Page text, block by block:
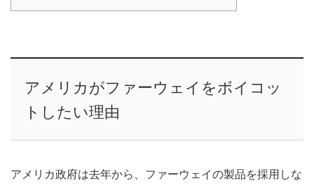
アメリカがファーウェイをボイコッ
トしたい理由
アメリカ政府は去年から、ファーウェイの製品を採用しな